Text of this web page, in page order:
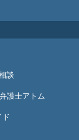
談
護士アトム
ド